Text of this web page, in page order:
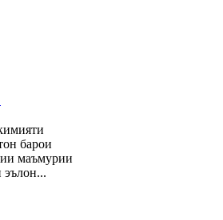
барои
маъмурии
эълон...